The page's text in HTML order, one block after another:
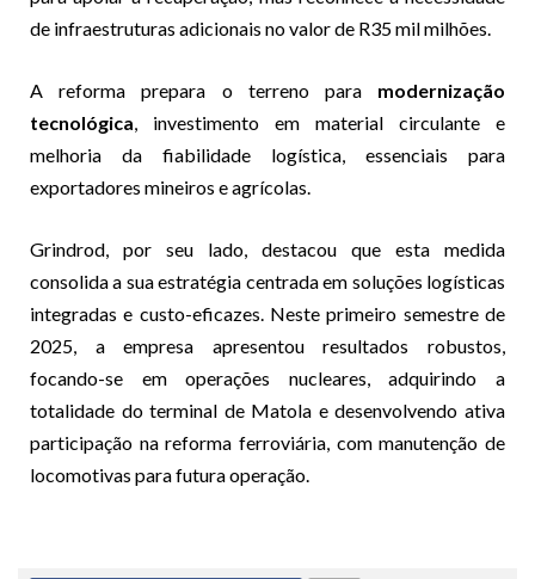
de infraestruturas adicionais no valor de R35 mil milhões.
A reforma prepara o terreno para modernização
tecnológica, investimento em material circulante e
melhoria da fiabilidade logística, essenciais para
exportadores mineiros e agrícolas.
Grindrod, por seu lado, destacou que esta medida
consolida a sua estratégia centrada em soluções logísticas
integradas e custo-eficazes. Neste primeiro semestre de
2025, a empresa apresentou resultados robustos,
focando-se em operações nucleares, adquirindo a
totalidade do terminal de Matola e desenvolvendo ativa
participação na reforma ferroviária, com manutenção de
locomotivas para futura operação.